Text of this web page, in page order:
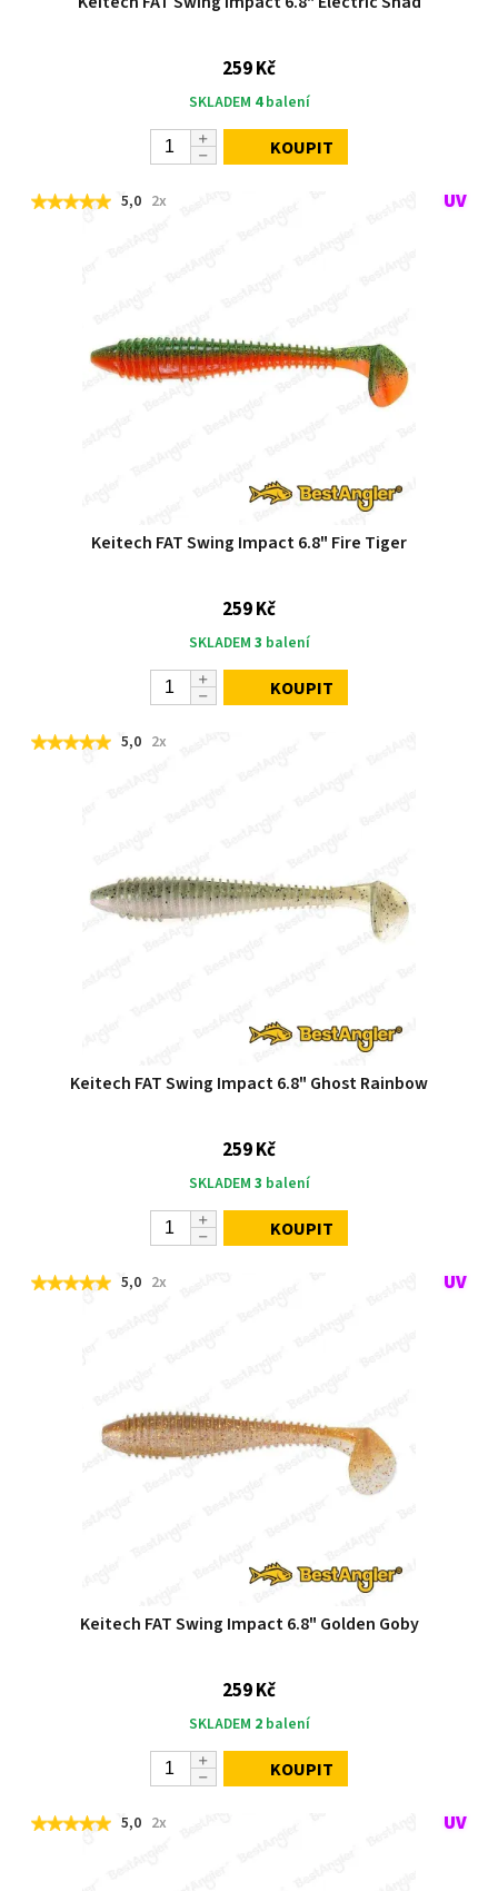
259 Kč
SKLADEM 4balení
KOUPIT
5,0 2x
Keitech FAT Swing Impact 6.8" Fire Tiger
259 Kč
SKLADEM 3 balení
KOUPIT
5,0 2x
Keitech FAT Swing Impact 6.8" Ghost Rainbow
259 Kč
SKLADEM 3 balení
KOUPIT
5,0 2x
Keitech FAT Swing Impact 6.8" Golden Goby
259 Kč
SKLADEM 2balení
KOUPIT
5,0 2x